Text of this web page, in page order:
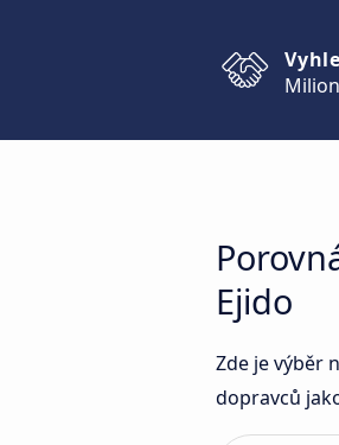
Ejido
Zde je výběr
dopravců